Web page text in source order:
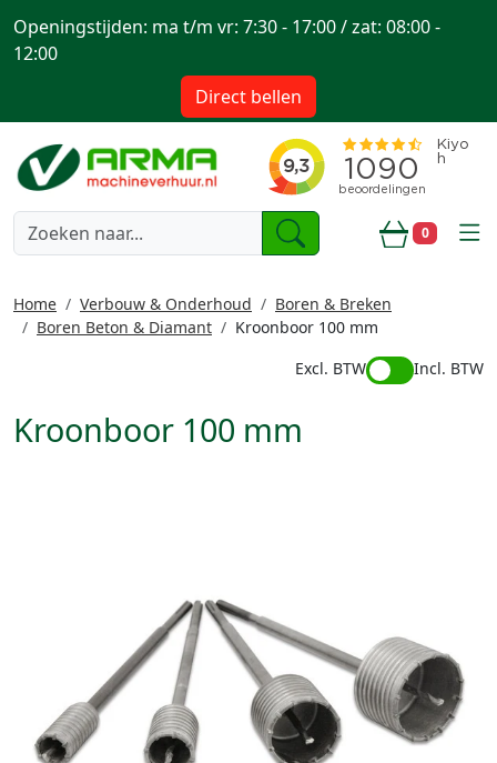
0
Openingstijden: ma t/m vr: 7:30 - 17:00 / zat: 08:00 -
12:00
Direct bellen
Home Verbouw & Onderhoud
Boren & Breken
Boren Beton & Diamant
Kroonboor 100 mm
Excl. BTW
Incl. BTW
Kroonboor 100 mm